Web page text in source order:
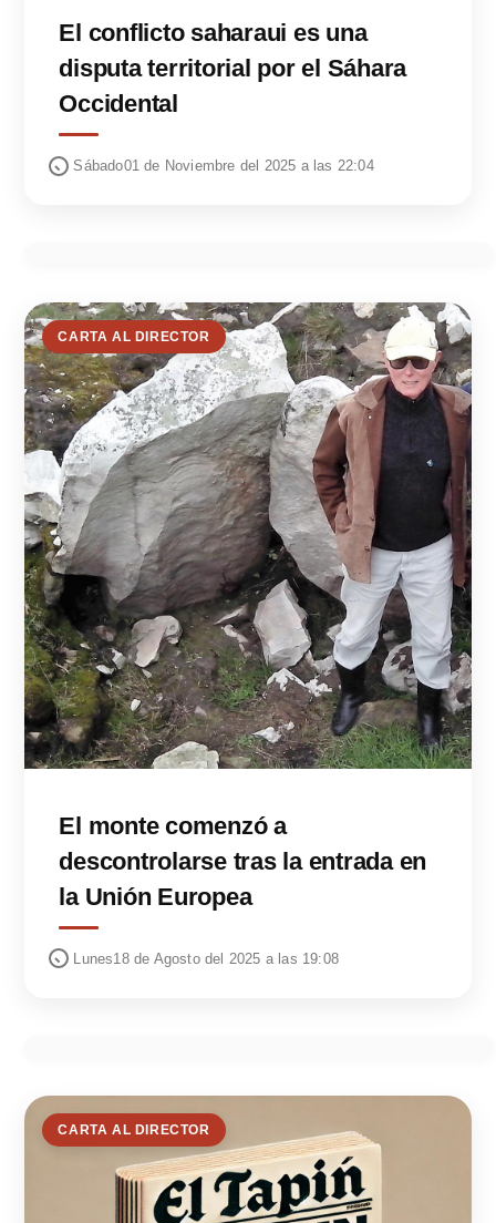
El conflicto saharaui es una
disputa territorial por el Sáhara
Occidental
Sábado01 de Noviembre del 2025 a las 22:04
CARTA AL DIRECTOR
El monte comenzó a
descontrolarse tras la entrada en
la Unión Europea
Lunes18 de Agosto del 2025 a las 19:08
CARTA AL DIRECTOR